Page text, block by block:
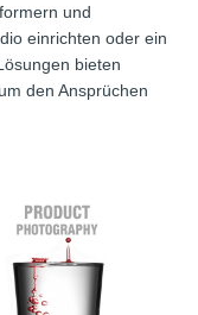
und
einrichten oder ein
bieten
den Ansprüchen